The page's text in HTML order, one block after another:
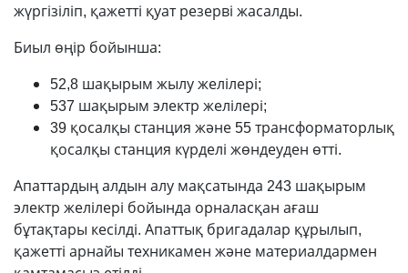
жүргізіліп, қажетті қуат резерві жасалды.
Биыл өңір бойынша:
52,8 шақырым жылу желілері;
537 шақырым электр желілері;
39 қосалқы станция және 55 трансформаторлық
қосалқы станция күрделі жөндеуден өтті.
Апаттардың алдын алу мақсатында 243 шақырым
электр желілері бойында орналасқан ағаш
бұтақтары кесілді. Апаттық бригадалар құрылып,
қажетті арнайы техникамен және материалдармен